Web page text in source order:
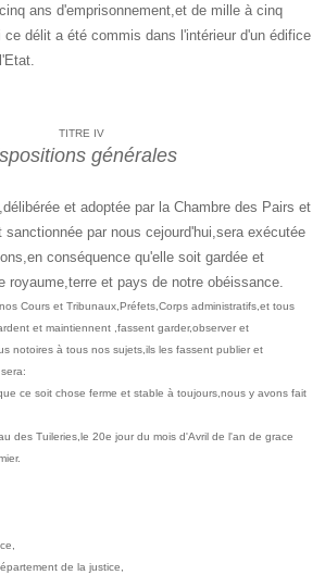
ans d'emprisonnement,et de mille à cinq
délit a été commis dans l'intérieur d'un édifice
TITRE IV
générales
et adoptée par la Chambre des Pairs et
sanctionnée par nous cejourd'hui,sera exécutée
conséquence qu'elle soit gardée et
royaume,terre et pays de notre obéissance.
Cours et Tribunaux,Préfets,Corps administratifs,et tous
et maintiennent ,fassent garder,observer et
notoires à tous nos sujets,ils les fassent publier et
ce soit chose ferme et stable à toujours,nous y avons fait
des Tuileries,le 20e jour du mois d'Avril de l'an de grace
de la justice,